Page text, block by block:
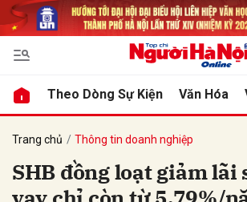
Theo Dòng Sự Kiện Văn Hóa
Trang chủ Thông tin doanh nghiệp
SHB đồng loạt giảm lãi
luận